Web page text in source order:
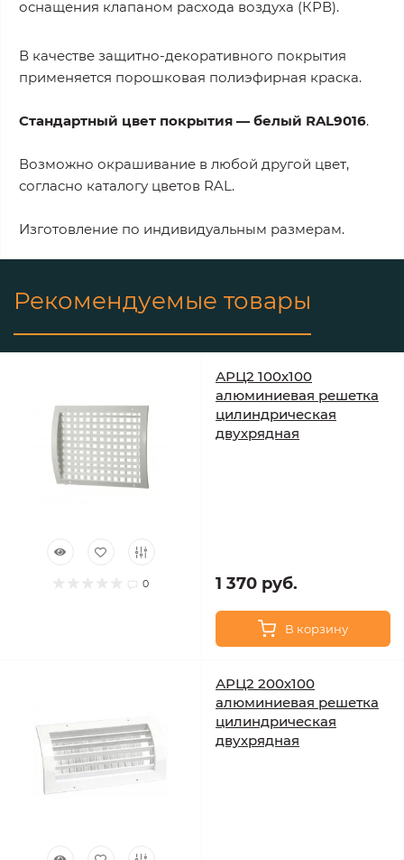
оснащения клапаном расхода воздуха (КРВ).
В качестве защитно-декоративного покрытия
применяется порошковая полиэфирная краска.
Стандартный цвет покрытия — белый RAL9016.
Возможно окрашивание в любой другой цвет,
согласно каталогу цветов RAL.
Изготовление по индивидуальным размерам.
Рекомендуемые товары
0
АРЦ2 100х100
алюминиевая решетка
цилиндрическая
двухрядная
1 370 руб.
В корзину
АРЦ2 200х100
алюминиевая решетка
цилиндрическая
двухрядная